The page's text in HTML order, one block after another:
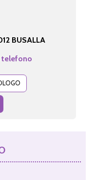
BUSALLA
telefono